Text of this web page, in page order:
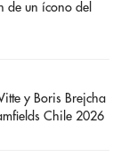
de un ícono del
y Boris Brejcha
Chile 2026